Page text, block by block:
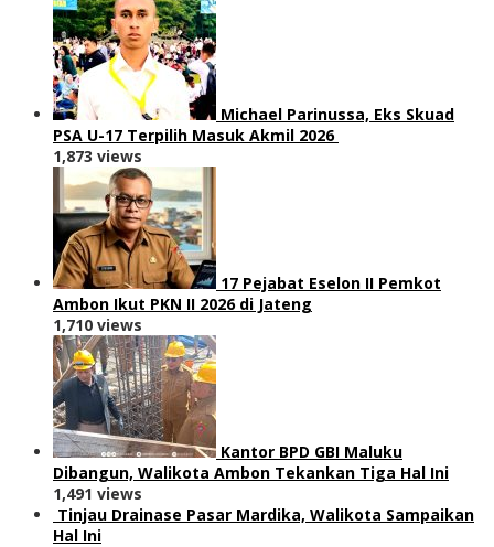
Michael Parinussa, Eks Skuad
PSA U-17 Terpilih Masuk Akmil 2026
1,873 views
17 Pejabat Eselon II Pemkot
Ambon Ikut PKN II 2026 di Jateng
1,710 views
Kantor BPD GBI Maluku
Dibangun, Walikota Ambon Tekankan Tiga Hal Ini
1,491 views
Tinjau Drainase Pasar Mardika, Walikota Sampaikan
Hal Ini